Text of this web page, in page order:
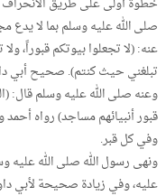
صلى الله عليه وسلم بما لا
عنه: (لا تجعلوا بيوتكم قبوراً،
تبلغني حيث كنتم). صحيح أبي داود في
وعنه صلى الله عليه وسلم قال:
وفي كل قبر.
ونهى رسول الله صلى الله عليه
عليه، وفي زيادة صحيحة لأبي